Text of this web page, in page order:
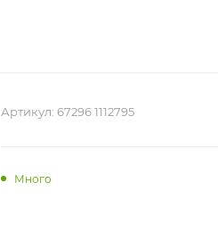
Артикул: 67296 1112795
Много